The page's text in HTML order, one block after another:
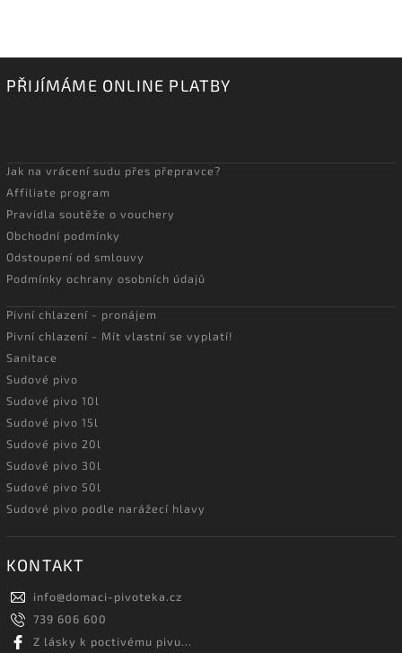
PŘIJÍMÁME ONLINE PLATBY
Jak na vrácení sudu přes přepravce?
Affiliate program
Pravidla soutěže o vouchery
Obchodní podmínky
Odstoupení od smlouvy
Podmínky ochrany osobních údajů
Pivní chlazení - pronájem
Pivní chlazení - Mít vlastní se vyplatí!
Sanitace
Sudové pivo
Sudové pivo 10l
Sudové pivo 15l
Sudové pivo 20l
Sudové pivo 30l
Sudové pivo 50l
Sudové pivo podle narážecí hlavy
KONTAKT
info@domaci-pivoteka.cz
739 606 600
Z lásky k poctivému pivu...